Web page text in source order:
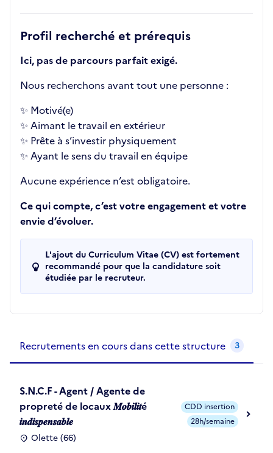
Profil recherché et prérequis
Ici, pas de parcours parfait exigé.
Nous recherchons avant tout une personne :
✨ Motivé(e)
✨ Aimant le travail en extérieur
✨ Prête à s’investir physiquement
✨ Ayant le sens du travail en équipe
Aucune expérience n’est obligatoire.
Ce qui compte, c’est votre engagement et votre
envie d’évoluer.
L'ajout du Curriculum Vitae (CV) est fortement
recommandé pour que la candidature soit
étudiée par le recruteur.
Recrutements en cours dans cette structure 3
S.N.C.F - Agent / Agente de
propreté de locaux 𝑴𝒐𝒃𝒊𝒍𝒊𝒕é
𝒊𝒏𝒅𝒊𝒔𝒑𝒆𝒏𝒔𝒂𝒃𝒍𝒆
Olette (66)
CDD insertion
28h/semaine